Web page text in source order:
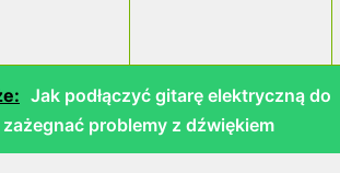
Jak podłączyć gitarę elektryczną do
problemy z dźwiękiem